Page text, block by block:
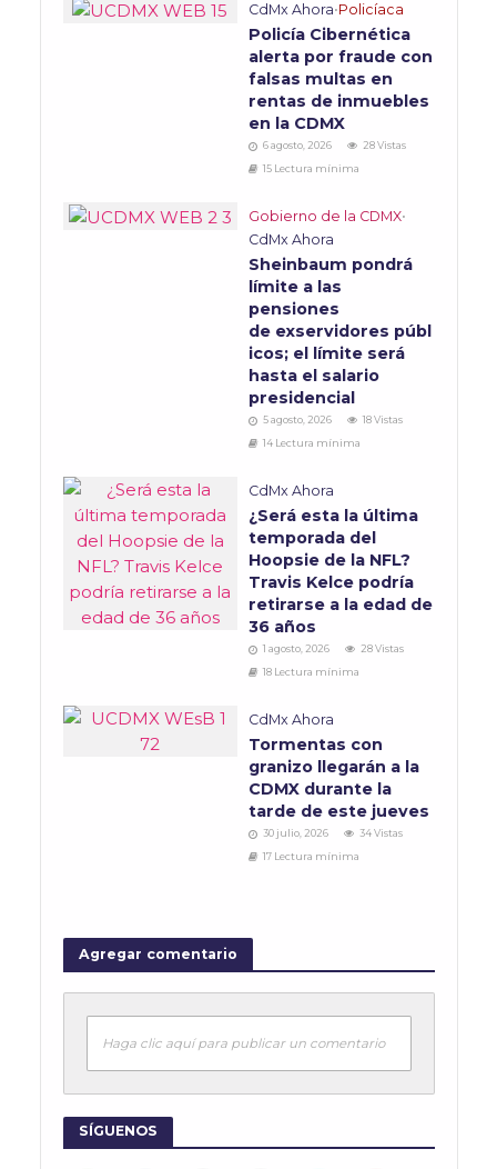
CdMx Ahora•Policíaca
Policía Cibernética
alerta por fraude con
falsas multas en
rentas de inmuebles
en la CDMX
6 agosto, 2026
28 Vistas
15 Lectura mínima
Gobierno de la CDMX•
CdMx Ahora
Sheinbaum pondrá
límite a las
pensiones
de exservidores públ
icos; el límite será
hasta el salario
presidencial
5 agosto, 2026
18 Vistas
14 Lectura mínima
CdMx Ahora
¿Será esta la última
temporada del
Hoopsie de la NFL?
Travis Kelce podría
retirarse a la edad de
36 años
1 agosto, 2026
28 Vistas
18 Lectura mínima
CdMx Ahora
Tormentas con
granizo llegarán a la
CDMX durante la
tarde de este jueves
30 julio, 2026
34 Vistas
17 Lectura mínima
Agregar comentario
Haga clic aquí para publicar un comentario
SÍGUENOS